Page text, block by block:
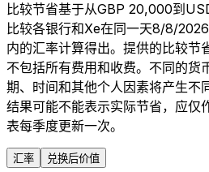
比较节省基于从GBP 20,000到
比较各银行和Xe在同一天8/8/
内的汇率计算得出。提供的比较节
不包括所有费用和收费。不同的货
期、时间和其他个人因素将产生不
结果可能不能表示实际节省，应仅
表每季度更新一次。
汇率 兑换后价值